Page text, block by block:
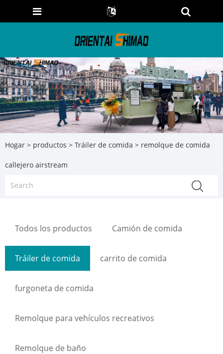
Hogar > productos > Tráiler de comida > remolque de comida
callejero airstream
Todos los productos Camión de comida
Tráiler de comida carrito de comida
furgoneta de comida
Remolque para vehículos recreativos
Remolque de baño